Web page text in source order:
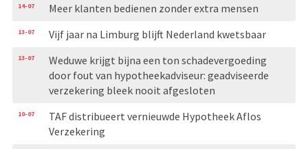
14-07 Meer klanten bedienen zonder extra mensen
13-07 Vijf jaar na Limburg blijft Nederland kwetsbaar
13-07
Weduwe krijgt bijna een ton schadevergoeding
door fout van hypotheekadviseur: geadviseerde
verzekering bleek nooit afgesloten
10-07
TAF distribueert vernieuwde Hypotheek Aflos
Verzekering